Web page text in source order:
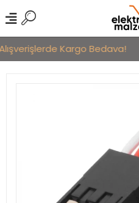
Kargo Bedava!